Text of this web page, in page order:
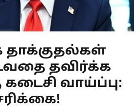
தாக்குதல்கள்
தவிர்க்க
கடைசி வாய்ப்பு: